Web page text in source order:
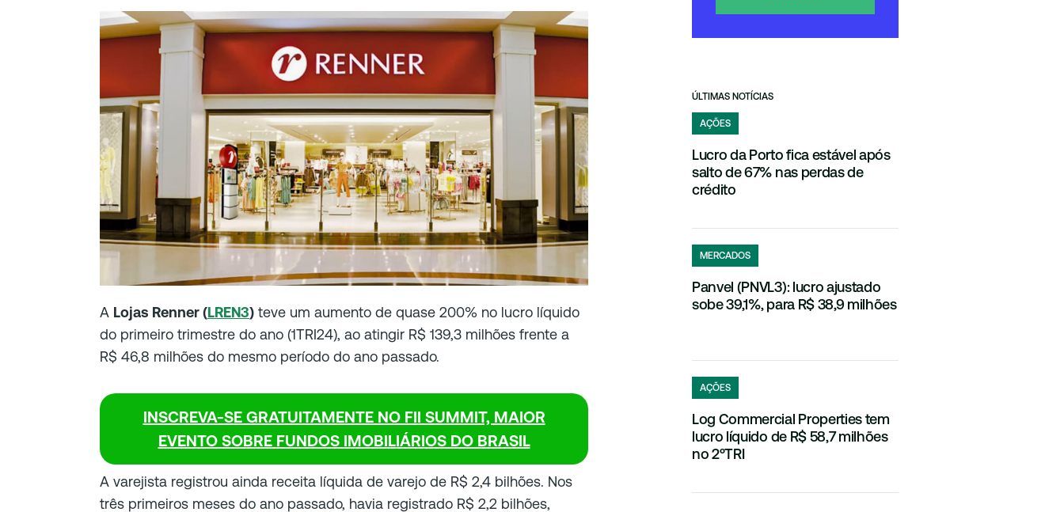
A Lojas Renner (LREN3) teve um aumento de quase 200% no lucro líquido
do primeiro trimestre do ano (1TRI24), ao atingir R$ 139,3 milhões frente a
R$ 46,8 milhões do mesmo período do ano passado.
INSCREVA-SE GRATUITAMENTE NO FII SUMMIT, MAIOR
EVENTO SOBRE FUNDOS IMOBILIÁRIOS DO BRASIL
A varejista registrou ainda receita líquida de varejo de R$ 2,4 bilhões. Nos
três primeiros meses do ano passado, havia registrado R$ 2,2 bilhões,
ÚLTIMAS NOTÍCIAS
AÇÕES
Lucro da Porto fica estável após
salto de 67% nas perdas de
crédito
MERCADOS
Panvel (PNVL3): lucro ajustado
sobe 39,1%, para R$ 38,9 milhões
AÇÕES
Log Commercial Properties tem
lucro líquido de R$ 58,7 milhões
no 2ºTRI